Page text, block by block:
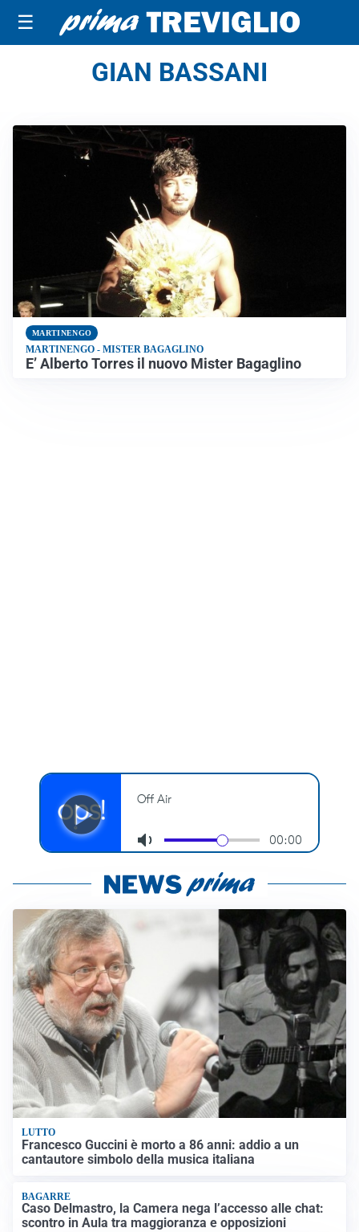
☰
GIAN BASSANI
MARTINENGO
MARTINENGO - MISTER BAGAGLINO
E’ Alberto Torres il nuovo Mister Bagaglino
LUTTO
Francesco Guccini è morto a 86 anni: addio a un
cantautore simbolo della musica italiana
BAGARRE
Caso Delmastro, la Camera nega l’accesso alle chat:
scontro in Aula tra maggioranza e opposizioni